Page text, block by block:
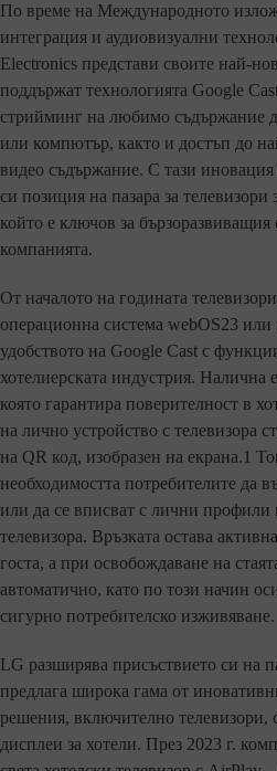
По време на Международното
интеграция и аудиовизуални
Electronics представи своите най-
поддържат технологията Google
стрийминг на любимо съдържание
или компютър, както и достъп до
видео съдържание. С тази
си позиция на пазара за телевизори
който е ключов за бързоразвиващия
компанията.
От началото на годината
операционна система webOS23 или
удобството на Google Cast с
хотелиерската индустрия.
която гарантира поверителност в
на лично устройство с телевизора
на QR код, изобразен на екрана.1
необходимостта потребителите да
или да се вписват с лични профили
телевизора. Връзката остава
госта, а при освобождаване на
автоматично, като по този начин
сигурно потребителско изживяване.
LG разширява присъствието си на
предлага широка гама от
решения, включително телевизори,
дисплеи за хотели. През 2023 г.